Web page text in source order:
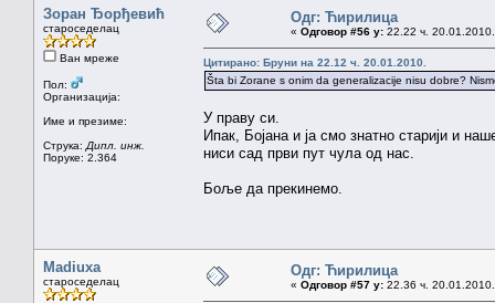
Зоран Ђорђевић
староседелац
Ван мреже
Пол:
Организација:
Име и презиме:
Струка: Дипл. инж.
Поруке: 2.364
Одг: Ћирилица
« Одговор #56 у: 22.22 ч.
Цитирано: Бруни на 22.12 ч. 20.01.2010.
Šta bi Zorane s onim da generalizacije nisu dobre?
У праву си.
Ипак, Бојана и ја смо знатно старији и
ниси сад први пут чула од нас.
Боље да прекинемо.
Madiuxa
староседелац
Одг: Ћирилица
« Одговор #57 у: 22.36 ч.